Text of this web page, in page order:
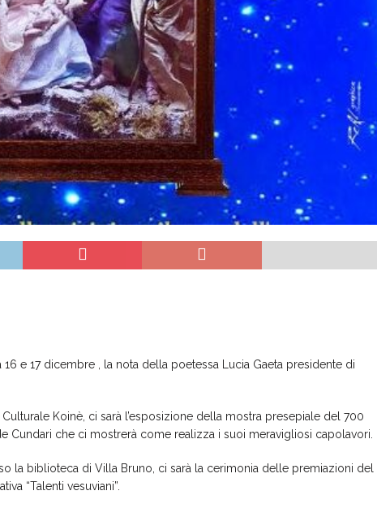
e 17 dicembre , la nota della poetessa Lucia Gaeta presidente di
Koinè, ci sarà l’esposizione della mostra presepiale del 700
Cundari che ci mostrerà come realizza i suoi meravigliosi capolavori.
la biblioteca di Villa Bruno, ci sarà la cerimonia delle premiazioni del
“Talenti vesuviani”.